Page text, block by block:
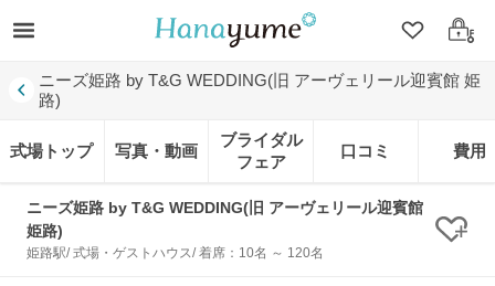
クリップ
ログ
ニーズ姫路 by T&G WEDDING(旧 アーヴェリール迎賓館 姫
路)
式場トップ 写真・動画
ブライダル
フェア
口コミ 費用
ニーズ姫路 by T&G WEDDING(旧 アーヴェリール迎賓館
姫路)
姫路駅/ 式場・ゲストハウス/ 着席：10名 ～ 120名 ク